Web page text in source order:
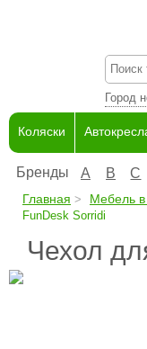
Город
Коляски
Бренды A B C
Главная Мебель в
FunDesk Sorridi
Чехол